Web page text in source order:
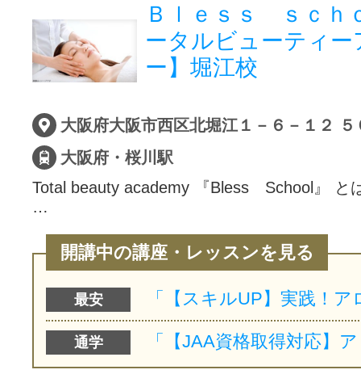
Ｂｌｅｓｓ ｓｃｈ
ータルビューティー
ー】堀江校
大阪府大阪市西区北堀江１－６－１２ ５
大阪府・桜川駅
Total beauty academy 『Bless School』
…
開講中の講座・レッスンを見る
最安
通学